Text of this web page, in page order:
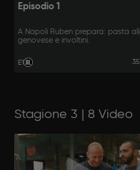
Episodio 1
A Napoli Ruben prepara: pasta
genovese e involtini.
E1
Stagione 3 | 8 Video